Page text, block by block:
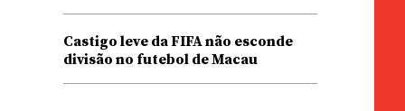
Castigo leve da FIFA não esconde
divisão no futebol de Macau